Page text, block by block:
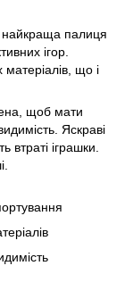
палиця
ігор.
матеріалів, що і
щоб мати
Яскраві
втраті іграшки.